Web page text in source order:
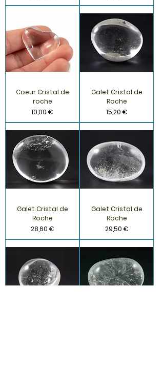
Coeur Cristal de
roche
Prix
10,00 €
Galet Cristal de
Roche
Prix
15,20 €
Galet Cristal de
Roche
Prix
28,60 €
Galet Cristal de
Roche
Prix
29,50 €